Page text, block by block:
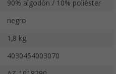
90% algodón / 10% poliéster
negro
1,8 kg
4030454003070